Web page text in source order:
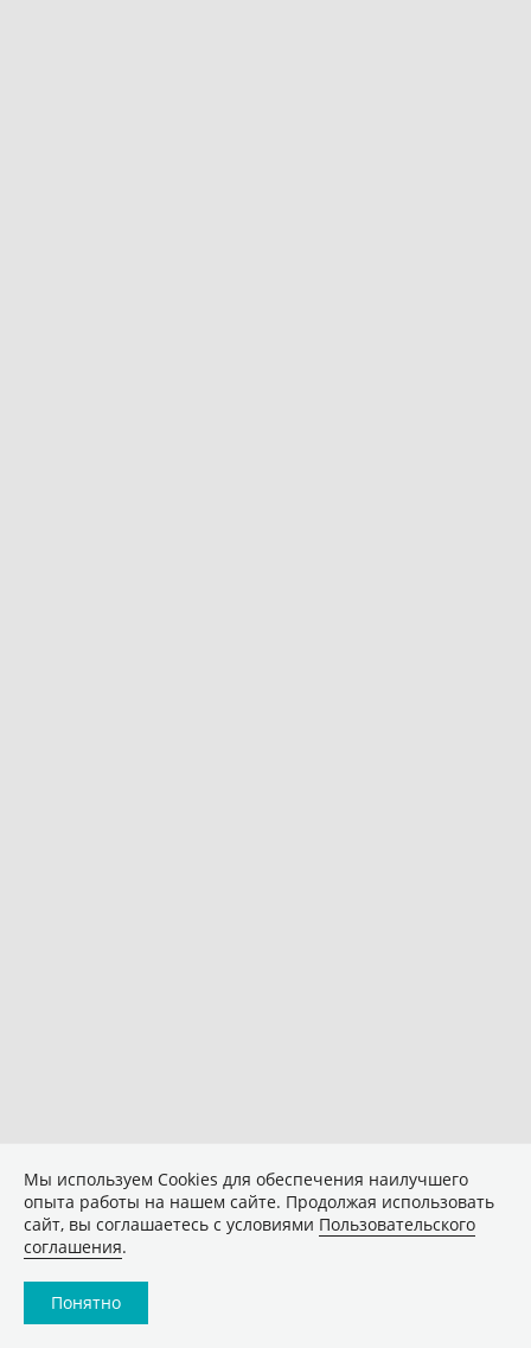
Мы используем Сookies для обеспечения наилучшего
опыта работы на нашем сайте. Продолжая использовать
сайт, вы соглашаетесь с условиями Пользовательского
соглашения.
Понятно